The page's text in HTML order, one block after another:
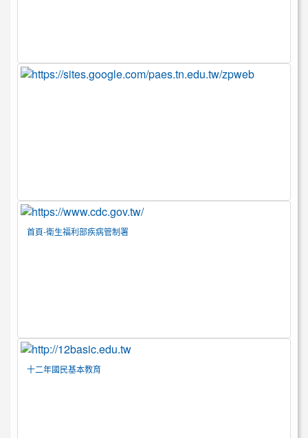
首頁-衛生福利部疾病管制署
十二年國民基本教育